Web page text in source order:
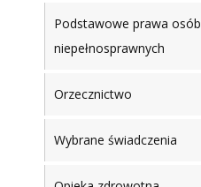
Podstawowe prawa osób
niepełnosprawnych
Orzecznictwo
Wybrane świadczenia